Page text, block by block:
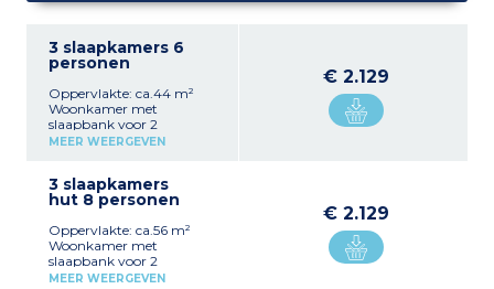
3 slaapkamers 6
personen
Oppervlakte: ca.44 m²
Woonkamer met
slaapbank voor 2
personen, tafel, stoelen
en kookplaat, vaatwasser,
magnetron,
waterkoker, broodrooster
1 slaapkamer met 1
tweepersoonsbed (160 x
200 cm)
MEER WEERGEVEN
€ 2.129
3 slaapkamers
hut 8 personen
Oppervlakte: ca.56 m²
Woonkamer met
slaapbank voor 2
personen, tafel, stoelen
MEER WEERGEVEN
€ 2.129